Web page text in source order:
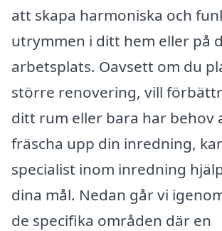
att skapa harmoniska och
utrymmen i ditt hem eller på
arbetsplats. Oavsett om du
större renovering, vill
ditt rum eller bara har behov
fräscha upp din inredning,
specialist inom inredning
dina mål. Nedan går vi
de specifika områden där en